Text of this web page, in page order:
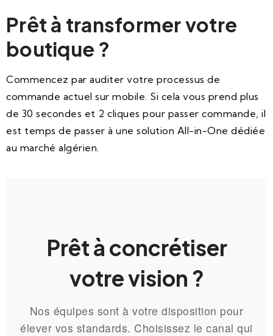
Prêt à transformer votre
boutique ?
Commencez par auditer votre processus de
commande actuel sur mobile. Si cela vous prend plus
de 30 secondes et 2 cliques pour passer commande, il
est temps de passer à une solution All-in-One dédiée
au marché algérien.
Prêt à concrétiser
votre vision ?
Nos équipes sont à votre disposition pour
élever vos standards. Choisissez le canal qui